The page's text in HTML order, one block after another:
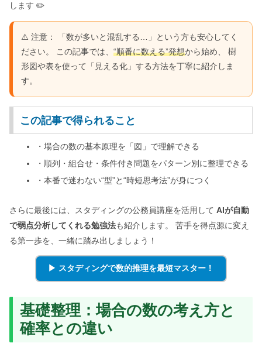
します ✏️
⚠️ 注意： 「数が多いと混乱する…」という方も安心してく
ださい。 この記事では、 “順番に数える”発想から始め、 樹
形図や表を使って「見える化」する方法を丁寧に紹介しま
す。
この記事で得られること
・場合の数の基本原理を「図」で理解できる
・順列・組合せ・条件付き問題をパターン別に整理できる
・本番で迷わない“型”と“時短思考法”が身につく
さらに最後には、スタディングの公務員講座を活用して AIが自動
で弱点分析してくれる勉強法も紹介します。 苦手を得点源に変え
る第一歩を、一緒に踏み出しましょう！
▶ スタディングで数的推理を最短マスター！
基礎整理：場合の数の考え方と
確率との違い